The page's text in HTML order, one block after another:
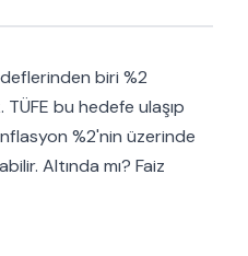
biri %2
TÜFE bu hedefe ulaşıp
%2'nin üzerinde
Altında mı? Faiz